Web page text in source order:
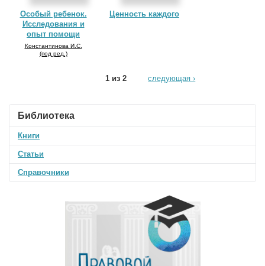
Особый ребенок.
Исследования и
опыт помощи
Константинова И.С.
(под ред.)
Ценность каждого
1 из 2 следующая ›
Библиотека
Книги
Статьи
Справочники